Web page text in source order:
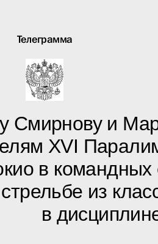
Телеграмма
Смирнову и
XVI
в командных
из
в